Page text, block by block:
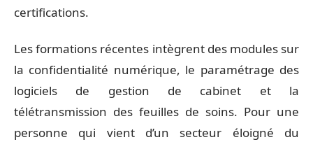
certifications.
Les formations récentes intègrent des modules sur
la confidentialité numérique, le paramétrage des
logiciels de gestion de cabinet et la
télétransmission des feuilles de soins. Pour une
personne qui vient d’un secteur éloigné du